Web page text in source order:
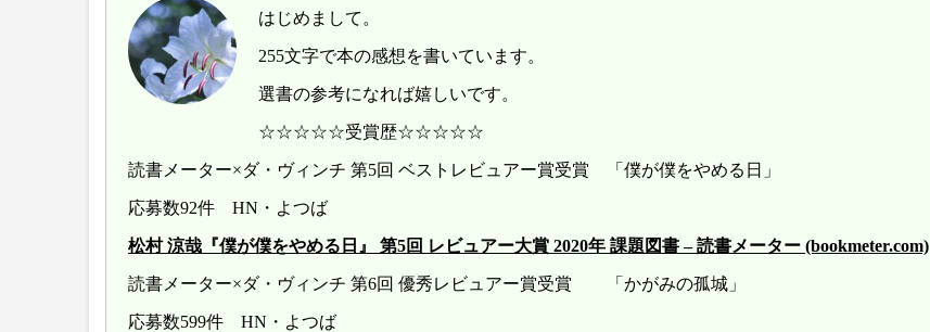
はじめまして。
255文字で本の感想を書いています。
選書の参考になれば嬉しいです。
☆☆☆☆☆受賞歴☆☆☆☆☆
読書メーター×ダ・ヴィンチ 第5回 ベストレビュアー賞受賞 「僕が僕をやめる日」
応募数92件 HN・よつば
松村 涼哉『僕が僕をやめる日』 第5回 レビュアー大賞 2020年 課題図書 – 読書メーター (bookmeter.com)
読書メーター×ダ・ヴィンチ 第6回 優秀レビュアー賞受賞 「かがみの孤城」
応募数599件 HN・よつば